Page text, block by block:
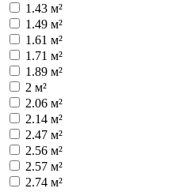
1.43 м²
1.49 м²
1.61 м²
1.71 м²
1.89 м²
2 м²
2.06 м²
2.14 м²
2.47 м²
2.56 м²
2.57 м²
2.74 м²